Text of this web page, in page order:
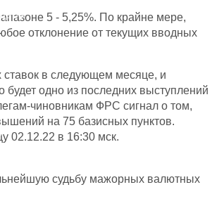
5 - 5,25%. По крайне мере,
отклонение от текущих вводных
в следующем месяце, и
одно из последних выступлений
чиновникам ФРС сигнал о том,
на 75 базисных пунктов.
02.12.22 в 16:30 мск.
судьбу мажорных валютных